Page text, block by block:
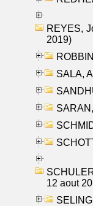
REYES,
2019)
SALA,
12 aout